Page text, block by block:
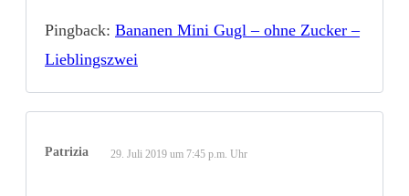
Pingback: Bananen Mini Gugl – ohne Zucker –
Lieblingszwei
Patrizia 29. Juli 2019 um 7:45 p.m. Uhr